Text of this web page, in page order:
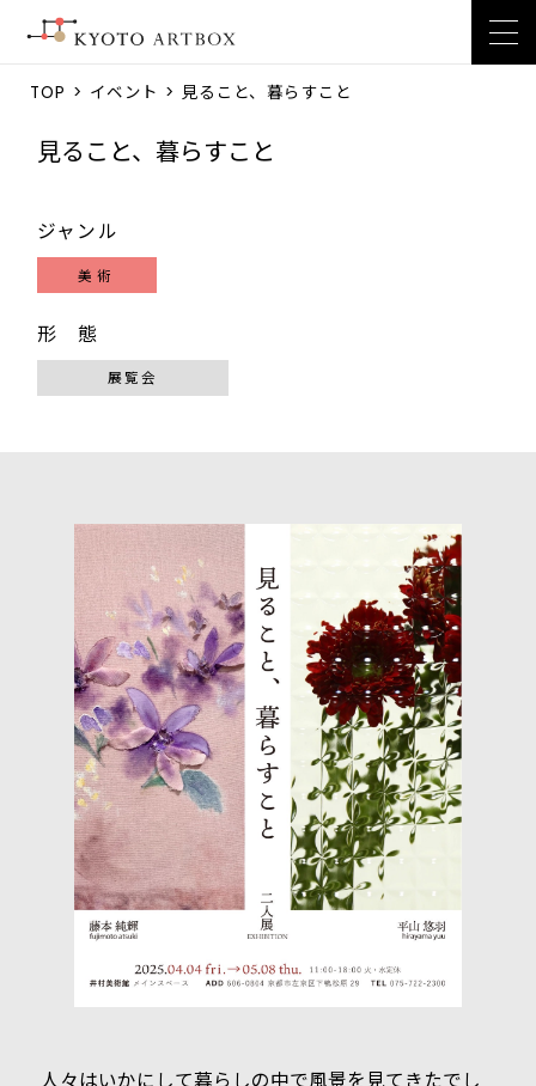
TOP > イベント > 見ること、暮らすこと
見ること、暮らすこと
ジャンル
美術
形 態
展覧会